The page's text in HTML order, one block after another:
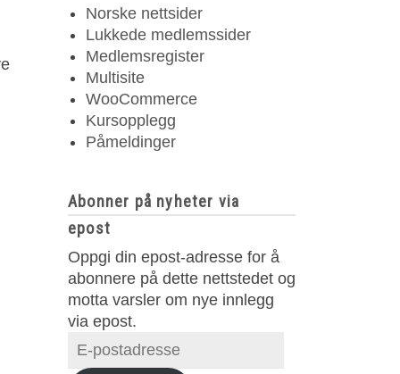
Norske nettsider
Lukkede medlemssider
Medlemsregister
Multisite
WooCommerce
Kursopplegg
Påmeldinger
Abonner på nyheter via
epost
Oppgi din epost-adresse for å
abonnere på dette nettstedet og
motta varsler om nye innlegg
via epost.
E-
postadresse